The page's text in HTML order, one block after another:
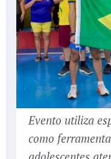
Evento utiliza
como